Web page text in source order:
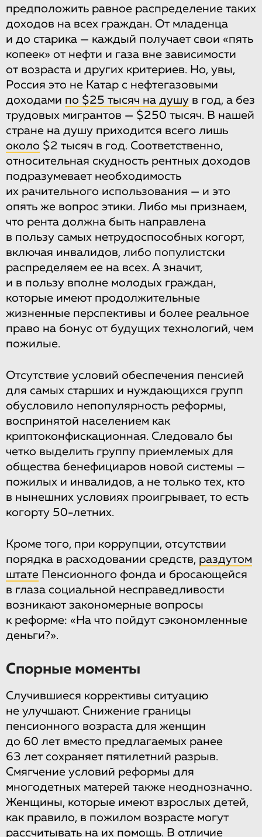
предположить равное распределение таких
доходов на всех граждан. От младенца
и до старика — каждый получает свои «пять
копеек» от нефти и газа вне зависимости
от возраста и других критериев. Но, увы,
Россия это не Катар с нефтегазовыми
доходами по $25 тысяч на душу в год, а без
трудовых мигрантов — $250 тысяч. В нашей
стране на душу приходится всего лишь
около $2 тысяч в год. Соответственно,
относительная скудность рентных доходов
подразумевает необходимость
их рачительного использования — и это
опять же вопрос этики. Либо мы признаем,
что рента должна быть направлена
в пользу самых нетрудоспособных когорт,
включая инвалидов, либо популистски
распределяем ее на всех. А значит,
и в пользу вполне молодых граждан,
которые имеют продолжительные
жизненные перспективы и более реальное
право на бонус от будущих технологий, чем
пожилые.
Отсутствие условий обеспечения пенсией
для самых старших и нуждающихся групп
обусловило непопулярность реформы,
воспринятой населением как
криптоконфискационная. Следовало бы
четко выделить группу приемлемых для
общества бенефициаров новой системы —
пожилых и инвалидов, а не только тех, кто
в нынешних условиях проигрывает, то есть
когорту 50-летних.
Кроме того, при коррупции, отсутствии
порядка в расходовании средств, раздутом
штате Пенсионного фонда и бросающейся
в глаза социальной несправедливости
возникают закономерные вопросы
к реформе: «На что пойдут сэкономленные
деньги?».
Спорные моменты
Случившиеся коррективы ситуацию
не улучшают. Снижение границы
пенсионного возраста для женщин
до 60 лет вместо предлагаемых ранее
63 лет сохраняет пятилетний разрыв.
Смягчение условий реформы для
многодетных матерей также неоднозначно.
Женщины, которые имеют взрослых детей,
как правило, в пожилом возрасте могут
рассчитывать на их помощь. В отличие